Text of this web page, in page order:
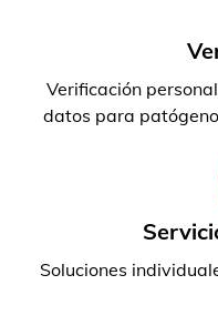
Verificación
datos para
Soluciones